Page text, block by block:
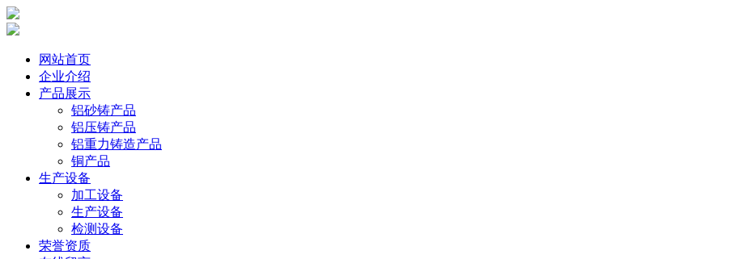
网站首页
企业介绍
产品展示
铝砂铸产品
铝压铸产品
铝重力铸造产品
铜产品
生产设备
加工设备
生产设备
检测设备
荣誉资质